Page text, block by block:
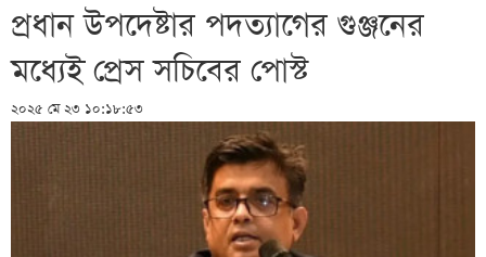
প্রধান উপদেষ্টার পদত্যাগের গুঞ্জনের
মধ্যেই প্রেস সচিবের পোস্ট
২০২৫ মে ২৩ ১০:১৮:৫৩